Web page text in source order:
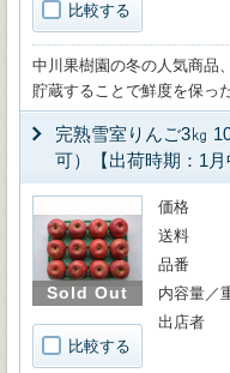
比較する
中川果樹園の冬の人気商品
貯蔵することで鮮度を保っ
完熟雪室りんご3㎏
可）【出荷時期：1月
Sold Out
比較する
価格
送料
品番
内容量／
出店者